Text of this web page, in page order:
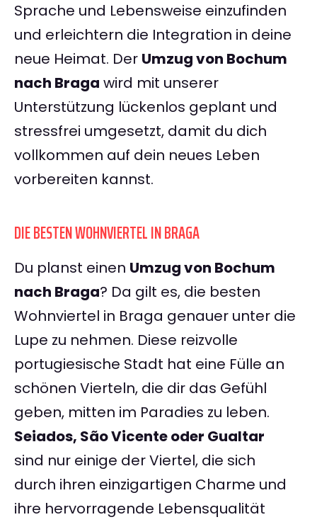
Sprache und Lebensweise einzufinden
und erleichtern die Integration in deine
neue Heimat. Der Umzug von Bochum
nach Braga wird mit unserer
Unterstützung lückenlos geplant und
stressfrei umgesetzt, damit du dich
vollkommen auf dein neues Leben
vorbereiten kannst.
DIE BESTEN WOHNVIERTEL IN BRAGA
Du planst einen Umzug von Bochum
nach Braga? Da gilt es, die besten
Wohnviertel in Braga genauer unter die
Lupe zu nehmen. Diese reizvolle
portugiesische Stadt hat eine Fülle an
schönen Vierteln, die dir das Gefühl
geben, mitten im Paradies zu leben.
Seiados, São Vicente oder Gualtar
sind nur einige der Viertel, die sich
durch ihren einzigartigen Charme und
ihre hervorragende Lebensqualität